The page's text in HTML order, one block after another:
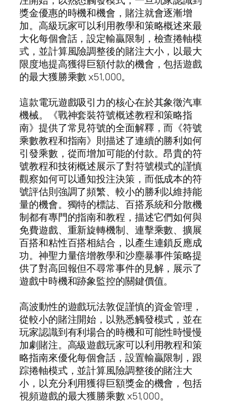
獎金優惠的時機和機會，賭注就會逐漸增
加。高級玩家可以利用教學和策略概述來最
大化每個會話，設定輸贏限制，檢查捲軸模
式，並計算風險調整後的賭注大小，以最大
限度地提高獲得巨額付款的機會，包括遊戲
的最大獲勝乘數 x51,000。
這款電玩遊戲吸引力的核心在於其象徵汽車
機械。《戰神套裝符號概述教程和策略指
南》提供了常見符號的全面解釋，而《符號
乘數教程和指南》則描述了連續的勝利如何
引發乘數，從而增加可能的付款。昂貴的符
號教程和技術概述展示了對符號模式的謹慎
觀察如何可以通知投注決策，而低成本的符
號評估則強調了頻繁、較小的勝利以維持能
量的機會。獨特的標誌、百搭系統和分散機
制都有專門的指南和教程，描述它們如何與
免費遊戲、重新旋轉機制、連擊乘數、擴展
百搭和粘性百搭相結合，以產生連鎖反應成
功。神聖力量倍增教學和沙塵暴事件策略提
供了對高回報但不尋常事件的見解，展示了
遊戲中時機和跡象監控的關鍵價值。
高波動性的遊戲玩法敦促謹慎的資金管理，
從較小的賭注開始，以熟悉觸發模式，並在
玩家認識到有利場合的時機和可能性時慢慢
加劇賭注。高級遊戲玩家可以利用教程和策
略指南來優化每個會話，設置輸贏限制，跟
踪捲軸模式，並計算風險調整後的賭注大
小，以充分利用獲得巨額獎金的機會，包括
視頻遊戲的最大獲勝乘數 x51,000。